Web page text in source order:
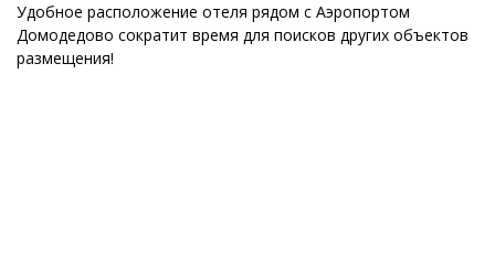
Удобное расположение отеля рядом с Аэропортом
Домодедово сократит время для поисков других объектов
размещения!